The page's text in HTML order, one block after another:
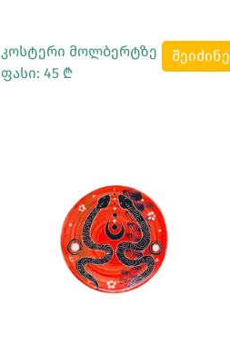
კოსტერი მოლბერტზე
ფასი: 45 ₾
შეიძინე
Სრულად Ნახვა